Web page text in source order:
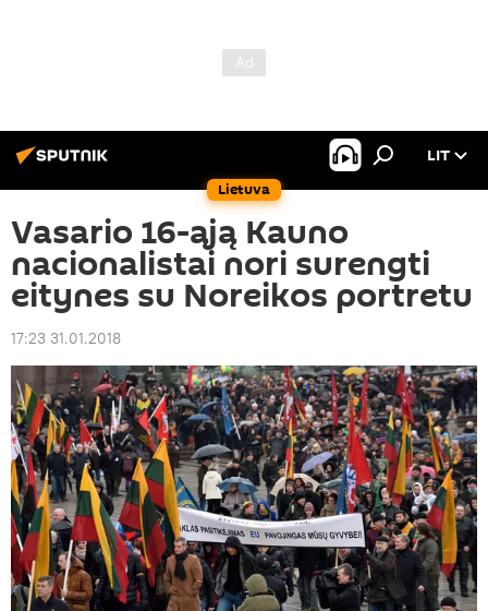
Lietuva
LIT
Vasario 16-ąją Kauno
nacionalistai nori surengti
eitynes su Noreikos portretu
17:23 31.01.2018